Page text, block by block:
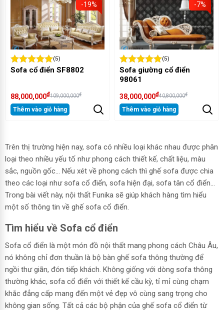
-19%
(5)
Sofa cổ điển SF8802
88,000,000₫109,000,000₫
Thêm vào giỏ hàng
-7%
(5)
Sofa giường cổ điển
98061
38,000,000₫40,800,000₫
Thêm vào giỏ hàng
Trên thị trường hiện nay, sofa có nhiều loại khác nhau được phân
loại theo nhiều yếu tố như phong cách thiết kế, chất liệu, màu
sắc, nguồn gốc… Nếu xét về phong cách thì ghế sofa được chia
theo các loại như sofa cổ điển, sofa hiện đại, sofa tân cổ điển…
Trong bài viết này, nội thất Funika sẽ giúp khách hàng tìm hiểu
một số thông tin về ghế sofa cổ điển.
Tìm hiểu về Sofa cổ điển
Sofa cổ điển là một món đồ nội thất mang phong cách Châu Âu,
nó không chỉ đơn thuần là bộ bàn ghế sofa thông thường để
ngồi thư giãn, đón tiếp khách. Không giống với dòng sofa thông
thường khác, sofa cổ điển với thiết kế cầu kỳ, tỉ mỉ cùng chạm
khắc đẳng cấp mang đến một vẻ đẹp vô cùng sang trọng cho
không gian sống. Tất cả các bộ phận của ghế sofa cổ điển từ